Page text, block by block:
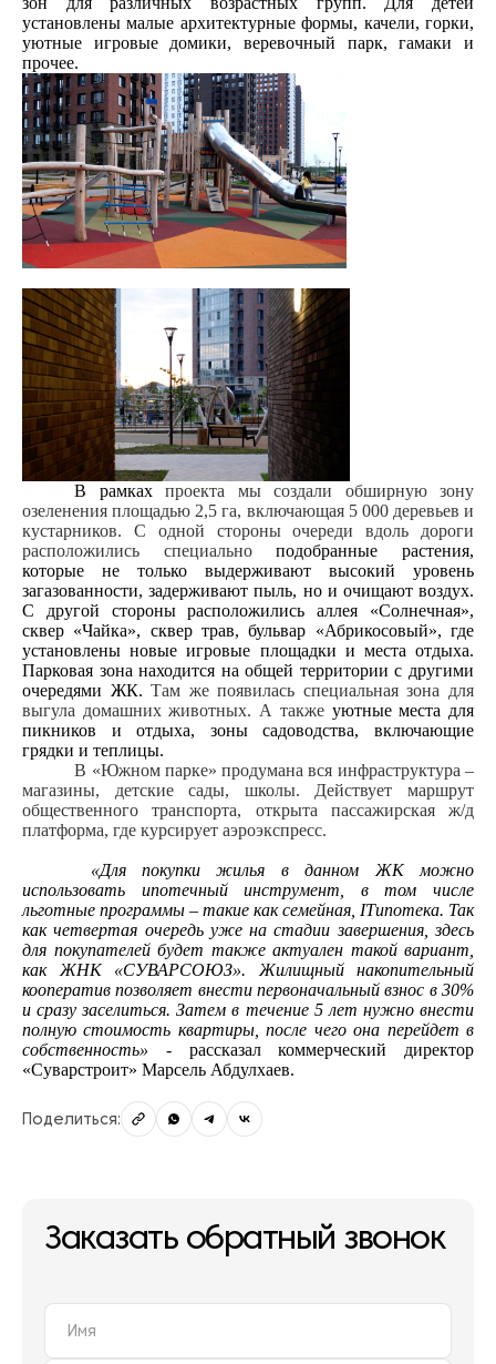
установлены малые архитектурные формы, качели, горки,
уютные игровые домики, веревочный парк, гамаки и
прочее.
В рамкахпроекта мы создали обширную зону
озеленения площадью 2,5 га, включающая 5 000 деревьев и
кустарников. С одной стороны очереди вдоль дороги
расположились специальноподобранные растения,
которые не только выдерживают высокий уровень
загазованности, задерживают пыль, но и очищают воздух.
С другой стороны расположились аллея «Солнечная»,
сквер «Чайка», сквер трав, бульвар «Абрикосовый», где
установлены новые игровые площадки и места отдыха.
Парковая зона находится на общей территории с другими
очередями ЖК.Там же появилась специальная зона для
выгула домашних животных. А также уютные места для
пикников и отдыха, зоны садоводства, включающие
грядки и теплицы.
В «Южном парке» продумана вся инфраструктура –
магазины, детские сады, школы. Действует маршрут
общественного транспорта, открыта пассажирская ж/д
платформа, где курсирует аэроэкспресс.
«Для покупки жилья в данном ЖК можно
использовать ипотечный инструмент, в том числе
льготные программы – такие как семейная, ITипотека. Так
как четвертая очередь уже на стадии завершения, здесь
для покупателей будет также актуален такой вариант,
как ЖНК «СУВАРСОЮЗ». Жилищный накопительный
кооператив позволяет внести первоначальный взнос в 30%
и сразу заселиться. Затем в течение 5 лет нужно внести
полную стоимость квартиры, после чего она перейдет в
собственность» - рассказал коммерческий директор
«Суварстроит» Марсель Абдулхаев.
Поделиться:
Заказать обратный звонок